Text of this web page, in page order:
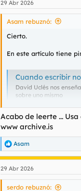
29 Abr 2026
Asam rebuznó:
Cierto.
En este artículo tiene
Cuando escribir
David Uclés nos
sobre uno mismo
Acabo de leerte ...
www archive.is
R
e
a
c
c
Asam
29 Abr 2026
serdo rebuznó: